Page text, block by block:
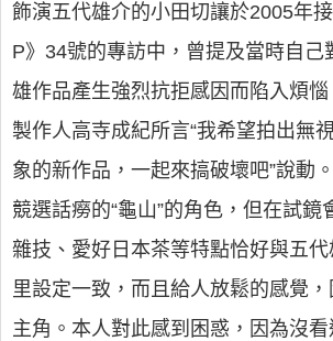
飾演五代雄介的小田切讓於2005年
P》34號的專訪中，曾提及當時自己
雄作品產生強烈抗拒感因而陷入煩
製作人高寺成紀所言“我希望拍出無
象的新作品，一起來搞破壞吧”說動
競選話癆的“龜山”的角色，但在試鏡
雜技、愛好日本茶等特點恰好與五
里設定一致，而且給人放鬆的感覺
主角。本人對此感到困惑，因為沒